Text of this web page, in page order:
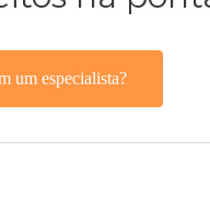
um especialista?